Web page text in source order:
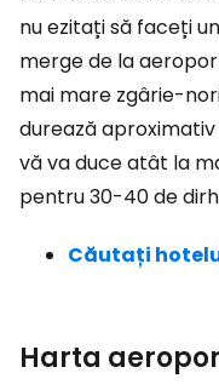
nu ezitați să faceți
merge de la
mai mare zgârie-
durează
vă va duce atât la
pentru 30-40 de
Căutați
Harta